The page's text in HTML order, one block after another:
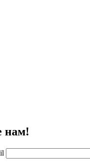
нам!